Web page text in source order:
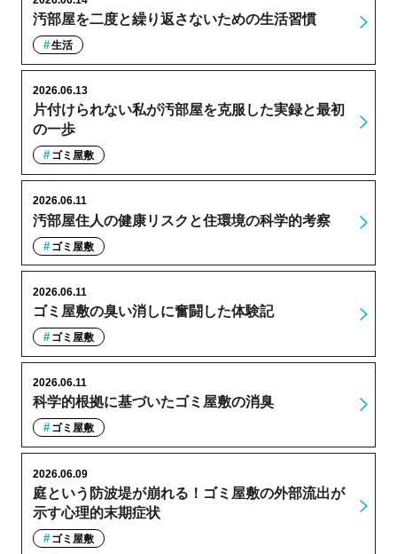
汚部屋を二度と繰り返さないための生活習慣
生活
片付けられない私が汚部屋を克服した実録と最初
の一歩
2026.06.13
ゴミ屋敷
汚部屋住人の健康リスクと住環境の科学的考察
2026.06.11
ゴミ屋敷
ゴミ屋敷の臭い消しに奮闘した体験記
2026.06.11
ゴミ屋敷
科学的根拠に基づいたゴミ屋敷の消臭
2026.06.11
ゴミ屋敷
庭という防波堤が崩れる！ゴミ屋敷の外部流出が
示す心理的末期症状
2026.06.09
ゴミ屋敷